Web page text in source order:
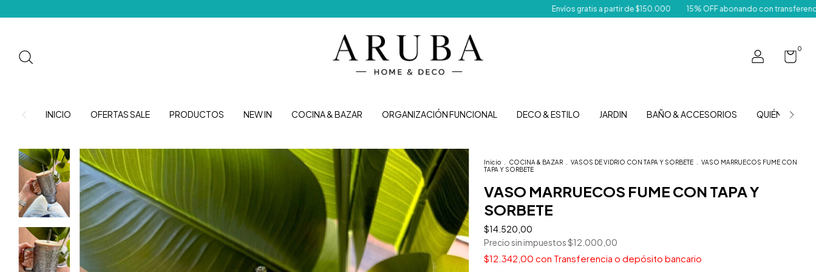
Envíos gratis a partir de $150.000 15% OFF abonando con transferencia
0
INICIO OFERTAS SALE PRODUCTOS NEW IN COCINA & BAZAR ORGANIZACIÓN FUNCIONAL DECO & ESTILO JARDIN BAÑO & ACCESORIOS QUIÉNES
Inicio COCINA & BAZAR VASOS DE VIDRIO CON TAPA Y SORBETE
VASO MARRUECOS FUME CON
TAPA Y SORBETE
VASO MARRUECOS FUME CON TAPA Y
SORBETE
$14.520,00
Precio sin impuestos$12.000,00
$12.342,00 con Transferencia o depósito bancario